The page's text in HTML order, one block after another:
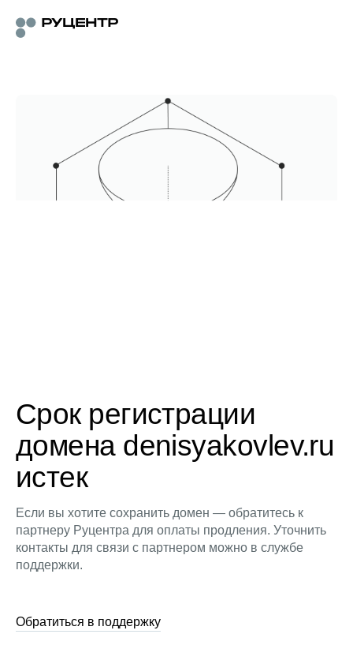
Срок регистрации
домена denisyakovlev.ru
истек
Если вы хотите сохранить домен — обратитесь к
партнеру Руцентра для оплаты продления. Уточнить
контакты для связи с партнером можно в службе
поддержки.
Обратиться в поддержку